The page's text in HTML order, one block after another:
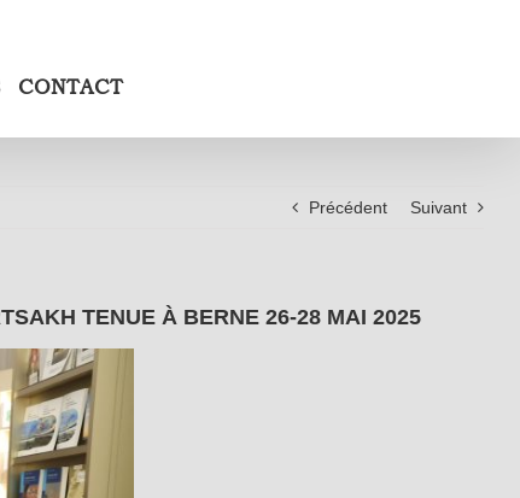
CONTACT
Précédent Suivant
TENUE À BERNE 26-28 MAI 2025